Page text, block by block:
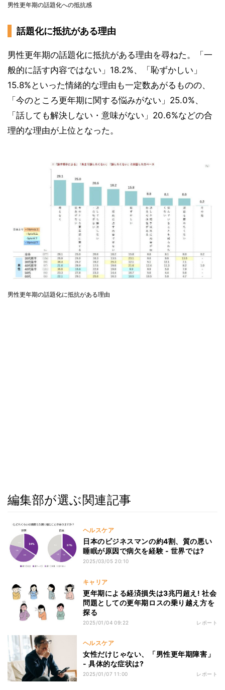
男性更年期の話題化への抵抗感
話題化に抵抗がある理由
男性更年期の話題化に抵抗がある理由を尋ねた。「一
般的に話す内容ではない」18.2%、「恥ずかしい」
15.8%といった情緒的な理由も一定数あがるものの、
「今のところ更年期に関する悩みがない」25.0%、
「話しても解決しない・意味がない」20.6%などの合
理的な理由が上位となった。
男性更年期の話題化に抵抗がある理由
編集部が選ぶ関連記事
ヘルスケア
日本のビジネスマンの約4割、質の悪い
睡眠が原因で病欠を経験 - 世界では?
2025/03/05 20:10
キャリア
更年期による経済損失は3兆円超え! 社会
問題としての更年期ロスの乗り越え方を
探る
2025/01/04 09:22 レポート
ヘルスケア
女性だけじゃない、「男性更年期障害」
- 具体的な症状は?
2025/01/07 11:00 レポート